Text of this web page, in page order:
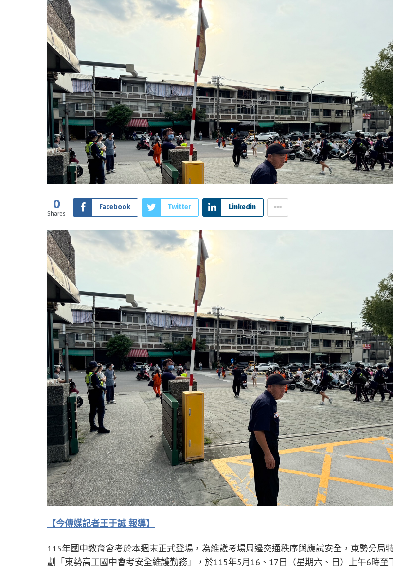
0
Shares
Facebook Twitter Linkedin
【今傳媒記者王于誠 報導】
115年國中教育會考於本週末正式登場，為維護考場周邊交通秩序與應試安全，東勢分局
劃「東勢高工國中會考安全維護勤務」，於115年5月16、17日（星期六、日）上午6時至